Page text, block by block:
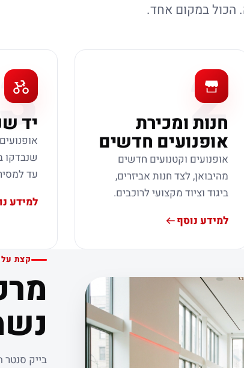
הכול במקום אחד.
2
חנות ומכירת
אופנועים חדשים
אופנועים וקטנועים חדשים
מהיבואן, לצד חנות אביזרים,
ביגוד וציוד מקצועי לרוכבים.
למידע נוסף
יד
שנבדקו
עד
למידע
קצת
בייק